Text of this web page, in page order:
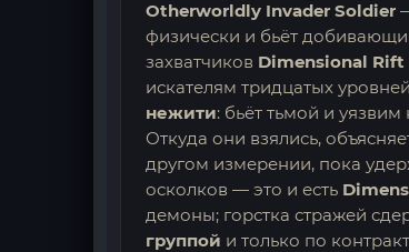
Otherworldly Invader Soldier
физически и бьёт
захватчиков Dimensional Rift
искателям тридцатых
нежити: бьёт тьмой и
Откуда они взялись,
другом измерении, пока
осколков — это и есть
демоны; горстка стражей
группой и только по